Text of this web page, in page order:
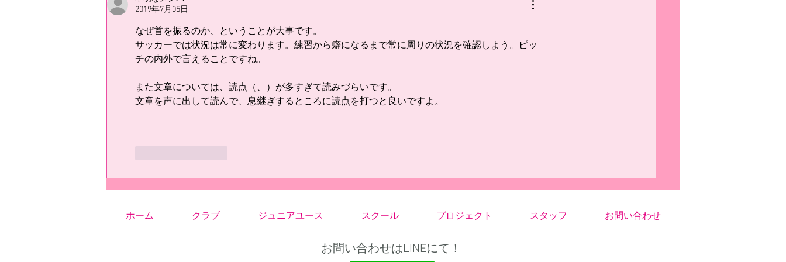
下がることはありませんでし
た。...
2019年7月05日
なぜ首を振るのか、ということが大事です。
サッカーでは状況は常に変わります。練習から癖になるまで常に周りの状況を確認しよう。ピッ
チの内外で言えることですね。
また文章については、読点（、）が多すぎて読みづらいです。
文章を声に出して読んで、息継ぎするところに読点を打つと良いですよ。
ホーム クラブ ジュニアユース スクール プロジェクト スタッフ お問い合わせ
お問い合わせはLINEにて！